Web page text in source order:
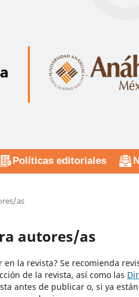
Políticas editoriales
as
autores/as
en la revista? Se recomienda
de la revista, así como las
antes de publicar o, si ya